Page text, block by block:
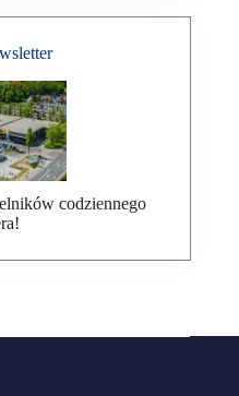
codziennego